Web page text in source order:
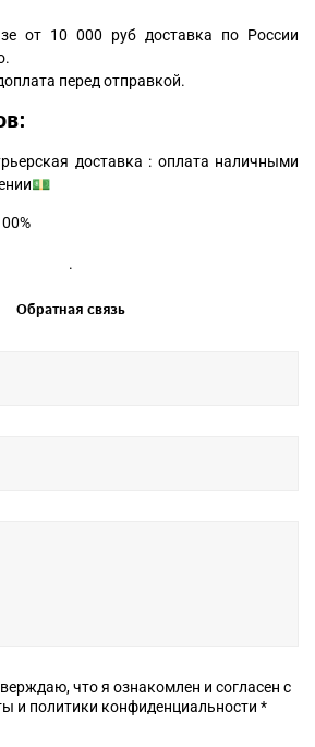
от 10 000 руб доставка по России
перед отправкой.
доставка : оплата наличными
.
Обратная связь
что я ознакомлен и согласен с
условиями оферты и политики конфиденциальности *